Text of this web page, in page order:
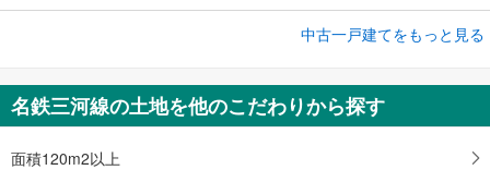
3,180万円
4LDK
中古一戸建てをもっと見る
名鉄三河線の土地を他のこだわりから探す
面積120m2以上